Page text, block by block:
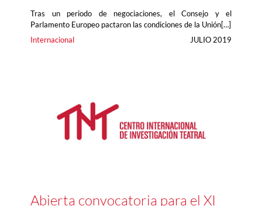
Tras un periodo de negociaciones, el Consejo y el
Parlamento Europeo pactaron las condiciones de la Unión[…]
Internacional
JULIO 2019
Abierta convocatoria para el XI